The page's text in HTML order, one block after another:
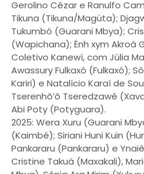
Gerolino Cézar e Ranulfo
Tikuna (Tikuna/Magüta);
Tukumbó (Guarani Mbya);
(Wapichana); Énh xym Akroá
Coletivo Kanewí, com Júlia
Awassury Fulkaxó (Fulkaxó);
Kariri) e Natalício Karaí de
Tserenhõ’õ Tseredzawê
Abi Poty (Potyguara).
2025: Wera Xuru (Guarani
(Kaimbé); Siriani Huni Kuin
Pankararu (Pankararu) e
Cristine Takuá (Maxakali),